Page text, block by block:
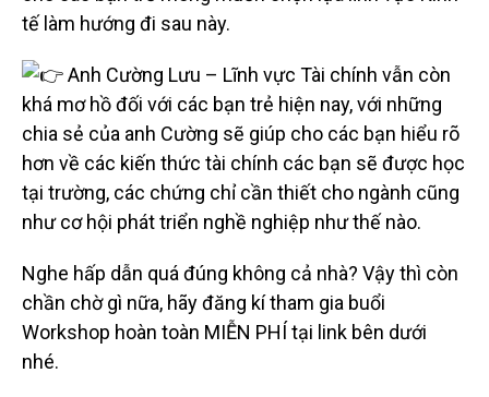
tế làm hướng đi sau này.
Anh Cường Lưu – Lĩnh vực Tài chính vẫn còn
khá mơ hồ đối với các bạn trẻ hiện nay, với những
chia sẻ của anh Cường sẽ giúp cho các bạn hiểu rõ
hơn về các kiến thức tài chính các bạn sẽ được học
tại trường, các chứng chỉ cần thiết cho ngành cũng
như cơ hội phát triển nghề nghiệp như thế nào.
Nghe hấp dẫn quá đúng không cả nhà? Vậy thì còn
chần chờ gì nữa, hãy đăng kí tham gia buổi
Workshop hoàn toàn MIỄN PHÍ tại link bên dưới
nhé.